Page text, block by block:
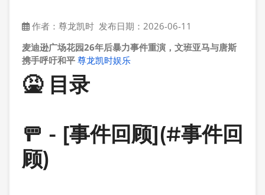
作者：尊龙凯时 发布日期：2026-06-11
麦迪逊广场花园26年后暴力事件重演，文班亚马与唐斯
携手呼吁和平 尊龙凯时娱乐
🤮 目录
🚥 - [事件回顾](#事件回
顾)